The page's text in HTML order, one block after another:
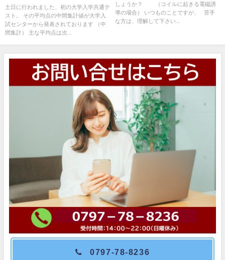
土日に行われました、初の大学入学共通テ
スト。 その平均点の中間集計値が大学入
試センターから発表されております （中
間集計） 主な平均点は次...
しょうか？ （コイルに起きる電磁誘
導の場合） いつものことですが、 苦手
な方は、理解して下さい...
0797-78-8236